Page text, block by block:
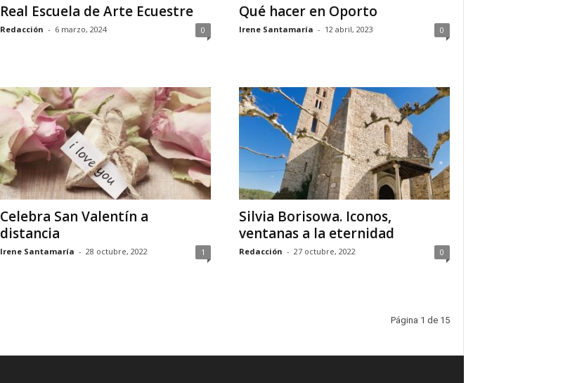
Real Escuela de Arte Ecuestre
Redacción - 6 marzo, 2024 0
Qué hacer en Oporto
Irene Santamaría - 12 abril, 2023 0
Celebra San Valentín a
distancia
Irene Santamaría - 28 octubre, 2022 1
Silvia Borisowa. Iconos,
ventanas a la eternidad
Redacción - 27 octubre, 2022 0
Página 1 de 15